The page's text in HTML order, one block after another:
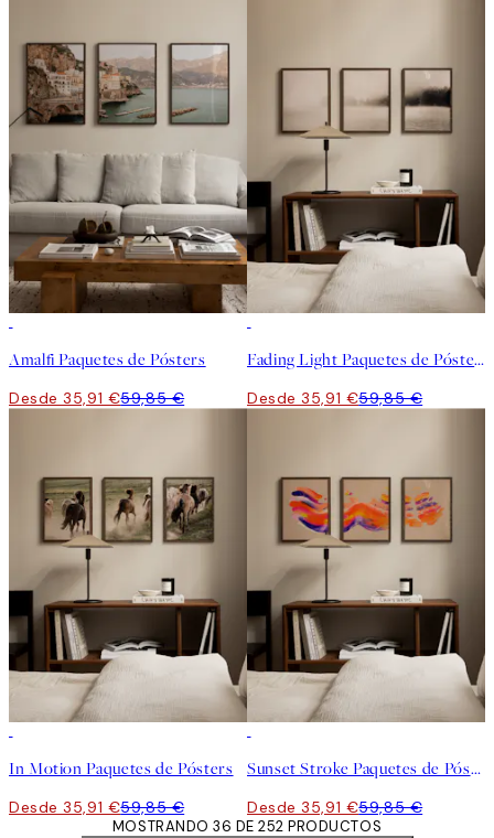
Amalfi Paquetes de Pósters
Desde 35,91 €59,85 €
Fading Light Paquetes de Pósters
Desde 35,91 €59,85 €
In Motion Paquetes de Pósters
Desde 35,91 €59,85 €
Sunset Stroke Paquetes de Pósters
Desde 35,91 €59,85 €
MOSTRANDO 36 DE 252 PRODUCTOS